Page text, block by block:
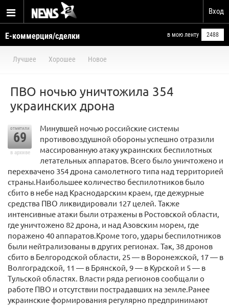
Вход
Е-коммерция/сделки в мою ленту 2488
Лучшее Хорошее Новое
ПВО ночью уничтожила 354
украинских дрона
отметили
69
в архиве
Минувшей ночью российские системы
противовоздушной обороны успешно отразили
массированную атаку украинских беспилотных
летательных аппаратов. Всего было уничтожено и
перехвачено 354 дрона самолетного типа над территорией
страны.Наибольшее количество беспилотников было
сбито в небе над Краснодарским краем, где дежурные
средства ПВО ликвидировали 127 целей. Также
интенсивные атаки были отражены в Ростовской области,
где уничтожено 82 дрона, и над Азовским морем, где
поражено 40 аппаратов.Кроме того, удары беспилотников
были нейтрализованы в других регионах. Так, 38 дронов
сбито в Белгородской области, 25 — в Воронежской, 17 — в
Волгоградской, 11 — в Брянской, 9 — в Курской и 5 — в
Тульской областях. Власти ряда регионов сообщали о
работе ПВО и отсутствии пострадавших на земле.Ранее
украинские формирования регулярно предпринимают